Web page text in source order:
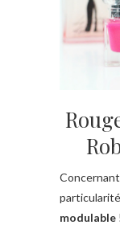
modulable